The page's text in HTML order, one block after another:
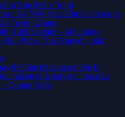
Sản Miền Trung
ăn TMR Patz 20m3 cho trang
Tuyên Quang
1000 tấn/giờ – Mỏ quặng
Núi Pháo, Thái Nguyên, năm
thế tấm lót tang nghiền bi
mãi tại nhà máy lọc hóa dầu
Quảng Ngãi